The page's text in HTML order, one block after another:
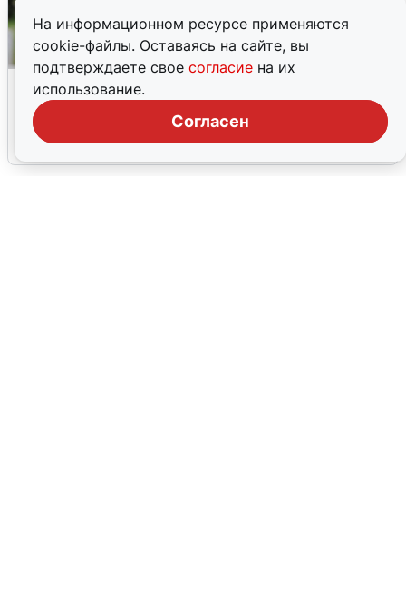
На информационном ресурсе применяются
cookie-файлы. Оставаясь на сайте, вы
подтверждаете свое согласие на их
использование.
Согласен
Волгоградцы остались без
мобильного интернета
6 августа 0